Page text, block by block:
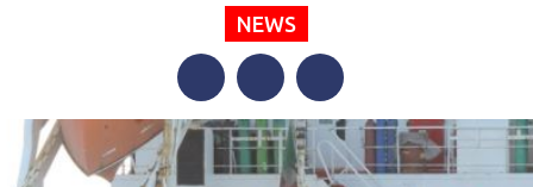
NEWS
FacebookTwitterTelegram